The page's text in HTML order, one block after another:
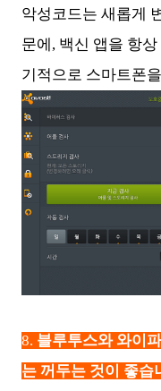
악성코드는 새롭게
문에, 백신 앱을 항
기적으로 스마트폰
8. 블루투스와 와이
는 꺼두는 것이 좋습